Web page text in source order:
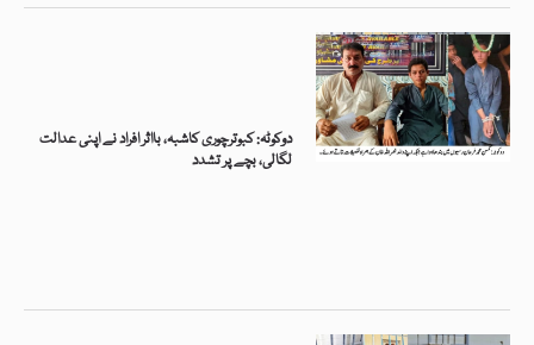
دوکوٹہ: کبوترچوری کاشبہ، بااثر افراد نے اپنی عدالت
لگالی، بچے پر تشدد